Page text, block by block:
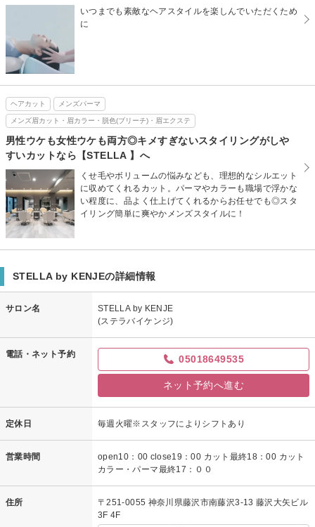
いつまでも素敵なヘアスタイルを楽しんでいただくため
に
ヘアカット メンズパーマ
メンズ眉カット・眉カラー・脱色(ブリーチ)・眉エクステ
男性ウケも女性ウケも両方◎キメすぎないスタイリングがしや
すいカットなら【STELLA 】へ
くせ毛やボリュームの悩みなども、理想的なシルエット
に収めてくれるカット。パーマやカラーも職場で浮かな
い程度に、品よく仕上げてくれるからお任せでも◎スタ
イリング簡単に爽やかメンズスタイルに！
STELLA by KENJEの詳細情報
サロン名
STELLA by KENJE
(ステラバイケンジ)
電話・ネット予約 05018649535
ネット予約へ進む
定休日 毎週火曜※スタッフによりシフトあり
営業時間
open10：00 close19：00 カット最終18：00 カット
カラー・パーマ最終17：００
住所
〒251-0055 神奈川県藤沢市南藤沢3-13 藤沢大矢ビル
3F 4F